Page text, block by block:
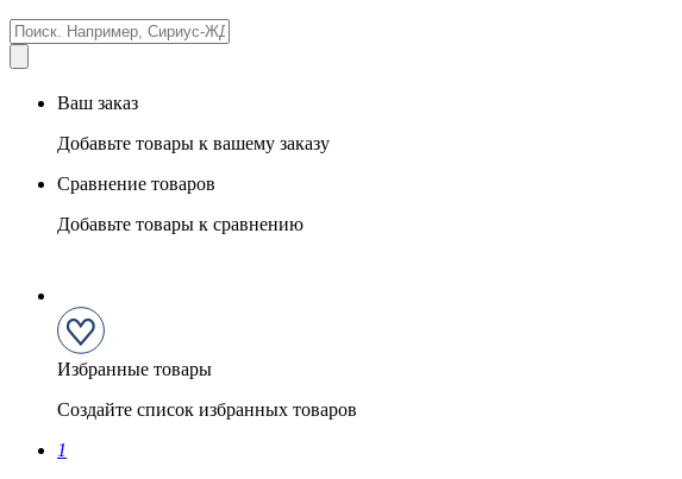
Ваш заказ
Добавьте товары к вашему заказу
Сравнение товаров
Добавьте товары к сравнению
Избранные товары
Создайте список избранных товаров
1